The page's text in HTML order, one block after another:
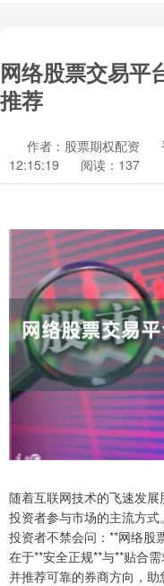
网络股票交易平
推荐
作者：股票期权配资
12:15:19
阅读：137
随着互联网技术的飞速发
投资者参与市场的主流方
投资者不禁会问：**网络股
在于**安全正规**与**贴合
并推荐可靠的券商方向，助